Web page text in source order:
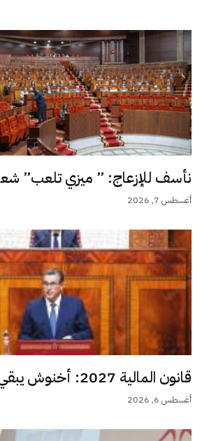
نأسف للإزعاج: ” ميزي تلعب”
أغسطس 7, 2026
قانون المالية 2027: أخنوش يبقي على دعم...
أغسطس 6, 2026